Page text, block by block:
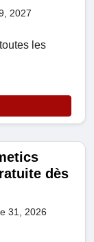
2027
les
dès
31, 2026